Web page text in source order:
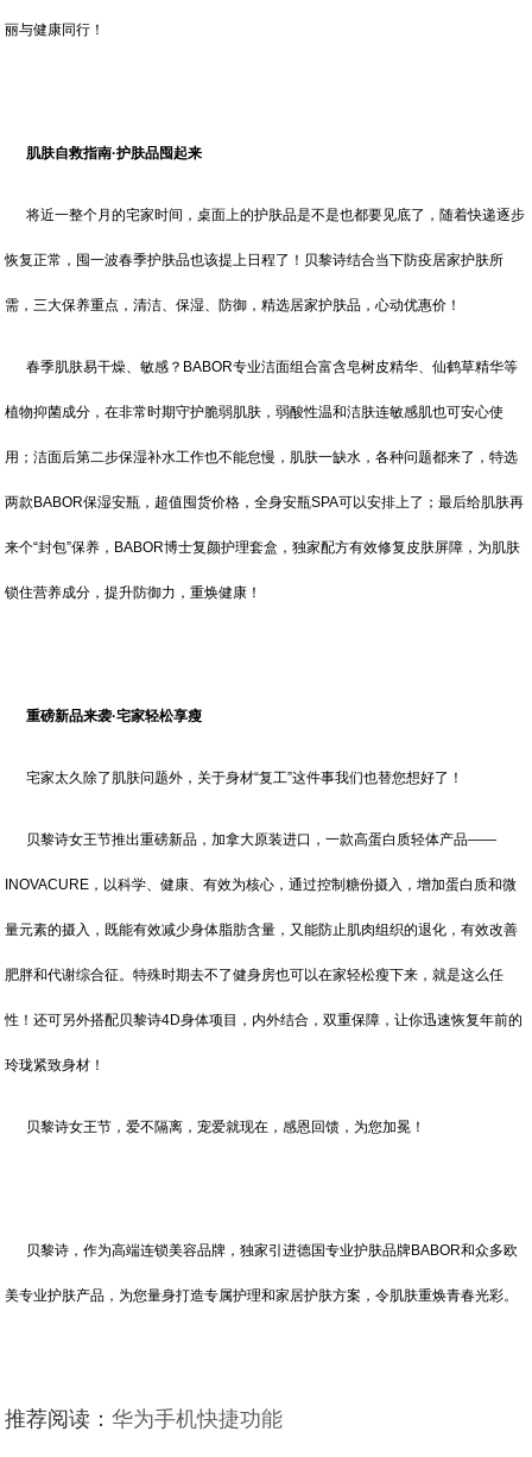
丽与健康同行！
肌肤自救指南·护肤品囤起来
将近一整个月的宅家时间，桌面上的护肤品是不是也都要见底了，随着快递逐步
恢复正常，囤一波春季护肤品也该提上日程了！贝黎诗结合当下防疫居家护肤所
需，三大保养重点，清洁、保湿、防御，精选居家护肤品，心动优惠价！
春季肌肤易干燥、敏感？BABOR专业洁面组合富含皂树皮精华、仙鹤草精华等
植物抑菌成分，在非常时期守护脆弱肌肤，弱酸性温和洁肤连敏感肌也可安心使
用；洁面后第二步保湿补水工作也不能怠慢，肌肤一缺水，各种问题都来了，特选
两款BABOR保湿安瓶，超值囤货价格，全身安瓶SPA可以安排上了；最后给肌肤再
来个“封包”保养，BABOR博士复颜护理套盒，独家配方有效修复皮肤屏障，为肌肤
锁住营养成分，提升防御力，重焕健康！
重磅新品来袭·宅家轻松享瘦
宅家太久除了肌肤问题外，关于身材“复工”这件事我们也替您想好了！
贝黎诗女王节推出重磅新品，加拿大原装进口，一款高蛋白质轻体产品——
INOVACURE，以科学、健康、有效为核心，通过控制糖份摄入，增加蛋白质和微
量元素的摄入，既能有效减少身体脂肪含量，又能防止肌肉组织的退化，有效改善
肥胖和代谢综合征。特殊时期去不了健身房也可以在家轻松瘦下来，就是这么任
性！还可另外搭配贝黎诗4D身体项目，内外结合，双重保障，让你迅速恢复年前的
玲珑紧致身材！
贝黎诗女王节，爱不隔离，宠爱就现在，感恩回馈，为您加冕！
贝黎诗，作为高端连锁美容品牌，独家引进德国专业护肤品牌BABOR和众多欧
美专业护肤产品，为您量身打造专属护理和家居护肤方案，令肌肤重焕青春光彩。
推荐阅读：华为手机快捷功能